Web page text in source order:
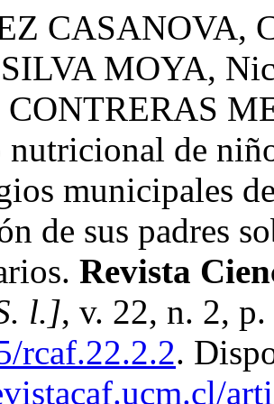
CASANOVA,
MOYA,
CONTRERAS
nutricional de
municipales
de sus padres
Revista
l.], v. 22, n. 2,
rcaf.22.2.2.